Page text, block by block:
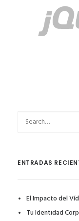
ENTRADAS
El Impacto del
Tu Identidad